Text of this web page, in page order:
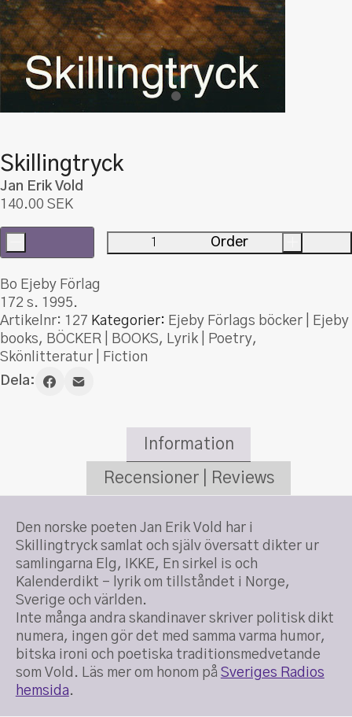
Skillingtryck
Jan Erik Vold
140.00 SEK
Skillingtryck
Order
Bo Ejeby Förlag
172 s. 1995.
Artikelnr: 127 Kategorier: Ejeby Förlags böcker | Ejeby
books, BÖCKER | BOOKS, Lyrik | Poetry,
Skönlitteratur | Fiction
Dela:
Information
Recensioner | Reviews
Den norske poeten Jan Erik Vold har i
Skillingtryck samlat och själv översatt dikter ur
samlingarna Elg, IKKE, En sirkel is och
Kalenderdikt – lyrik om tillståndet i Norge,
Sverige och världen.
Inte många andra skandinaver skriver politisk dikt
numera, ingen gör det med samma varma humor,
bitska ironi och poetiska traditionsmedvetande
som Vold. Läs mer om honom på Sveriges Radios
hemsida.